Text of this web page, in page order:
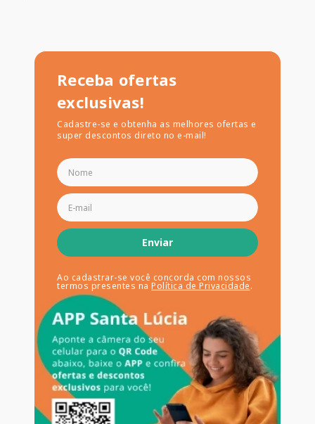
Receba ofertas
exclusivas!
Cadastre-se e obtenha as melhores ofertas e
super descontos direto no e-mail!
Enviar
Ao cadastrar-se você concorda com nossos
termos presentes na Política de Privacidade.